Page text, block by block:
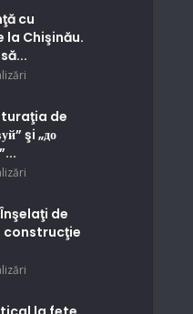
cu
Chişinău.
de
şi „до
de
construcţie